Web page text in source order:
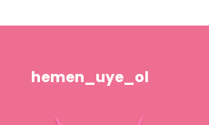
hemen_uye_ol